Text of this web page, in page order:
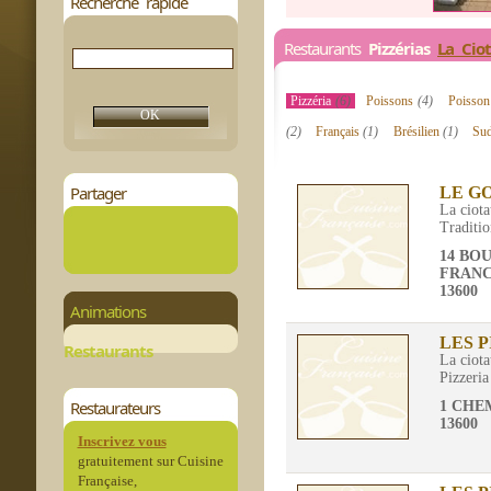
Partager
Animations
Restaurants
Restaurateurs
Inscrivez vous
gratuitement sur Cuisine
Française,
Restaurants Pizzérias La
Pizzéria (6) Poissons (4)
(2)
Français(1) Brésilien (1)
LE
La
14
13600
LES
La
Pizzeria
1
13600